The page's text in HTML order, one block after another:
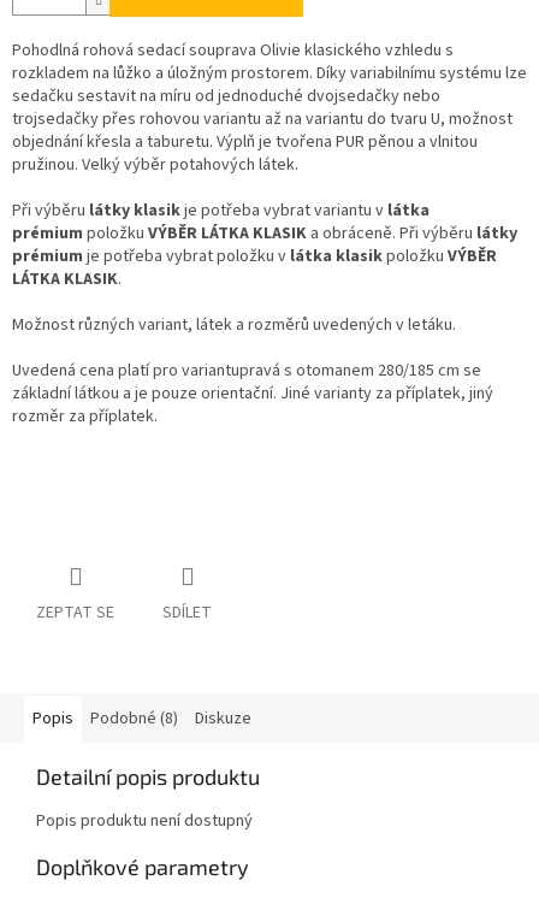
Pohodlná rohová sedací souprava Olivie klasického vzhledu s
rozkladem na lůžko a úložným prostorem. Díky variabilnímu systému lze
sedačku sestavit na míru od jednoduché dvojsedačky nebo
trojsedačky přes rohovou variantu až na variantu do tvaru U, možnost
objednání křesla a taburetu. Výplň je tvořena PUR pěnou a vlnitou
pružinou. Velký výběr potahových látek.
Při výběru látky klasikje potřeba vybrat variantu v látka
prémium položku VÝBĚR LÁTKA KLASIK a obráceně. Při výběru látky
prémium je potřeba vybrat položku v látka klasikpoložku VÝBĚR
LÁTKA KLASIK.
Možnost různých variant, látek a rozměrů uvedených v letáku.
Uvedená cena platí pro variantupravá s otomanem 280/185 cm se
základní látkou a je pouze orientační. Jiné varianty za příplatek, jiný
rozměr za příplatek.
ZEPTAT SE SDÍLET
Popis Podobné (8) Diskuze
Detailní popis produktu
Popis produktu není dostupný
Doplňkové parametry